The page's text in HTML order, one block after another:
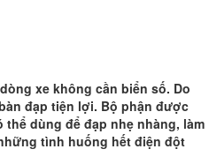
xe không cần biển số. Do
đạp tiện lợi. Bộ phận được
dùng để đạp nhẹ nhàng, làm
tình huống hết điện đột